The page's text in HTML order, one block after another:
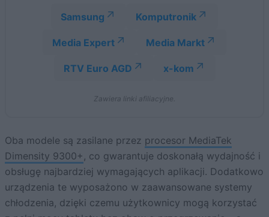
Samsung Komputronik
Media Expert Media Markt
RTV Euro AGD x-kom
Zawiera linki afiliacyjne.
Oba modele są zasilane przez procesor MediaTek
Dimensity 9300+ , co gwarantuje doskonałą wydajność i
obsługę najbardziej wymagających aplikacji. Dodatkowo
urządzenia te wyposażono w zaawansowane systemy
chłodzenia, dzięki czemu użytkownicy mogą korzystać